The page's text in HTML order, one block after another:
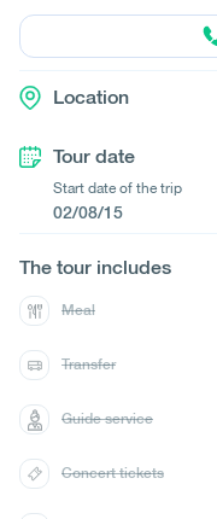
Location
Tour date
Start date of the trip
02/08/15
The tour includes
Meal
Transfer
Guide service
Concert tickets